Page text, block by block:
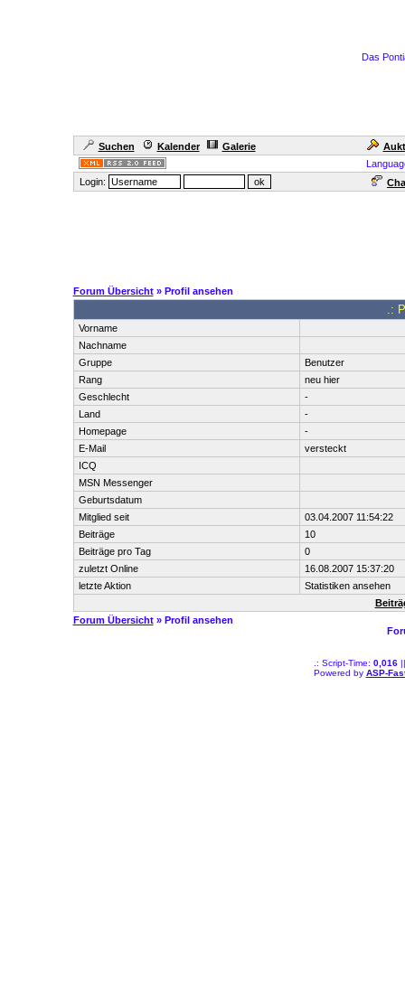
Das
Suchen Kalender Galerie
Login:
Forum Übersicht» Profil ansehen
.:
Vorname
Nachname
Gruppe
Benutzer
Rang
neu hier
Geschlecht
-
Land
-
Homepage
-
E-Mail
versteckt
ICQ
MSN Messenger
Geburtsdatum
Mitglied seit
03.04.2007 11:54:22
Beiträge
10
Beiträge pro Tag
0
zuletzt Online
16.08.2007 15:37:20
letzte Aktion
Statistiken ansehen
Forum Übersicht» Profil ansehen
.: Script-Time: 0,016||
Powered by ASP-